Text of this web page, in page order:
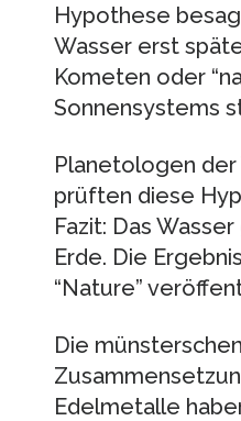
Hypothese
Wasser erst
Kometen oder
Sonnensystems
Planetologen
prüften diese
Fazit: Das
Erde. Die
“Nature”
Die
Edelmetalle